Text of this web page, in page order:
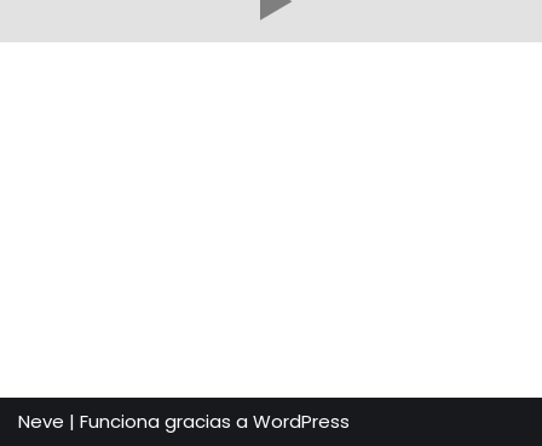
Neve | Funciona gracias a WordPress